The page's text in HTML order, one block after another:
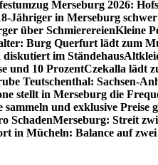
Merseburg 2026:
Jähriger in Merseburg
über SchmierereienKleine
Burg Querfurt lädt zum
im Ständehaus
und 10 ProzentCzekalla lädt
Teutschenthal: Sachsen-
stellt in Merseburg die
und exklusive Preise
SchadenMerseburg: Streit
in Mücheln: Balance auf